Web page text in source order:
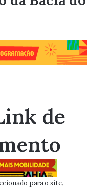
de
para o site.